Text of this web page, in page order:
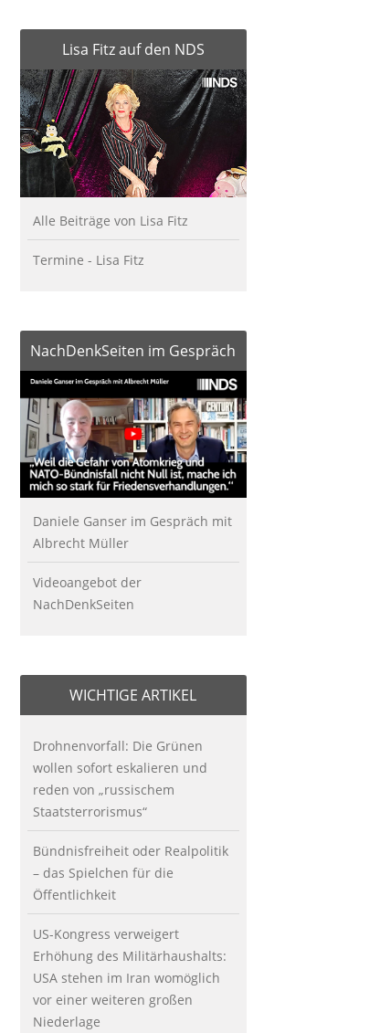
Lisa Fitz auf den NDS
Alle Beiträge von Lisa Fitz
Termine - Lisa Fitz
NachDenkSeiten im Gespräch
Daniele Ganser im Gespräch mit
Albrecht Müller
Videoangebot der
NachDenkSeiten
WICHTIGE ARTIKEL
Drohnenvorfall: Die Grünen
wollen sofort eskalieren und
reden von „russischem
Staatsterrorismus“
Bündnisfreiheit oder Realpolitik
– das Spielchen für die
Öffentlichkeit
US-Kongress verweigert
Erhöhung des Militärhaushalts:
USA stehen im Iran womöglich
vor einer weiteren großen
Niederlage